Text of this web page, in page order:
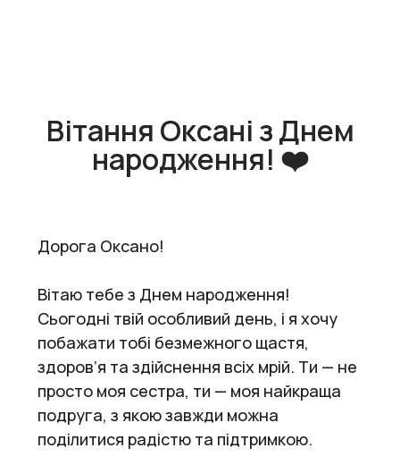
Вітання Оксані з Днем
народження! ❤️
Дорога Оксано!
Вітаю тебе з Днем народження!
Сьогодні твій особливий день, і я хочу
побажати тобі безмежного щастя,
здоров’я та здійснення всіх мрій. Ти — не
просто моя сестра, ти — моя найкраща
подруга, з якою завжди можна
поділитися радістю та підтримкою.